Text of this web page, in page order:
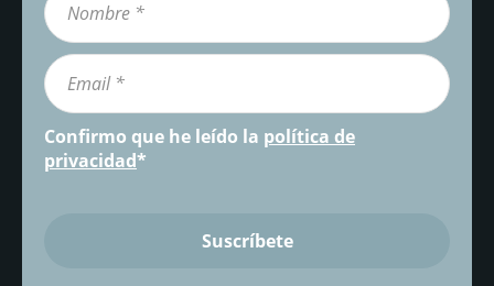
Confirmo que he leído la política de
privacidad*